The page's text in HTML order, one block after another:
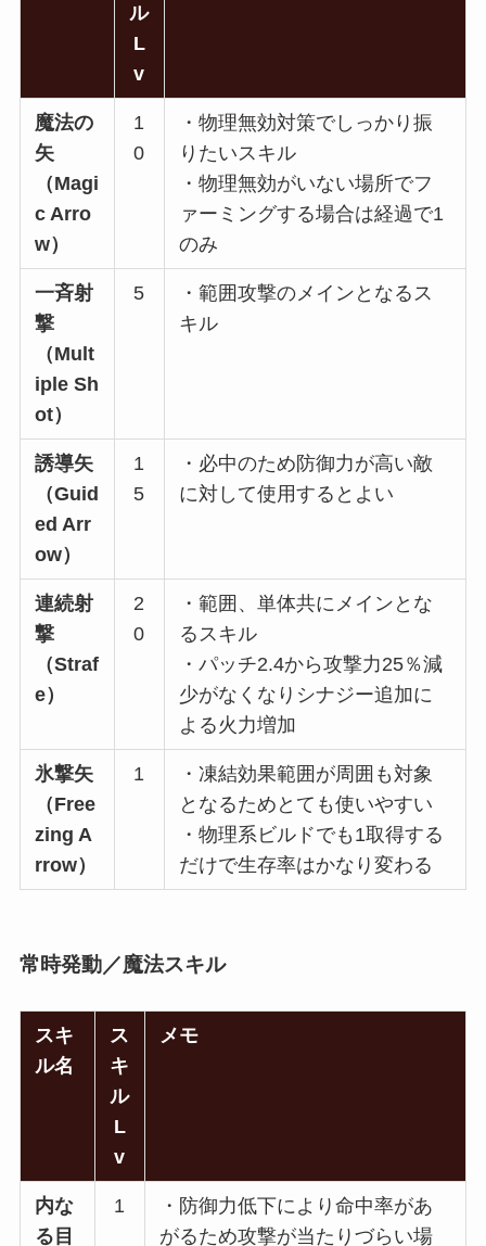
ル
L
v
魔法の
矢
（Magi
c Arro
w）
1
0
・物理無効対策でしっかり振
りたいスキル
・物理無効がいない場所でフ
ァーミングする場合は経過で1
のみ
一斉射
撃
（Mult
iple Sh
ot）
5
・範囲攻撃のメインとなるス
キル
誘導矢
（Guid
ed Arr
ow）
1
5
・必中のため防御力が高い敵
に対して使用するとよい
連続射
撃
（Straf
e）
2
0
・範囲、単体共にメインとな
るスキル
・パッチ2.4から攻撃力25％減
少がなくなりシナジー追加に
よる火力増加
氷撃矢
（Free
zing A
rrow）
1
・凍結効果範囲が周囲も対象
となるためとても使いやすい
・物理系ビルドでも1取得する
だけで生存率はかなり変わる
常時発動／魔法スキル
スキ
ル名
ス
キ
ル
L
v
メモ
内な
る目
1
・防御力低下により命中率があ
がるため攻撃が当たりづらい場